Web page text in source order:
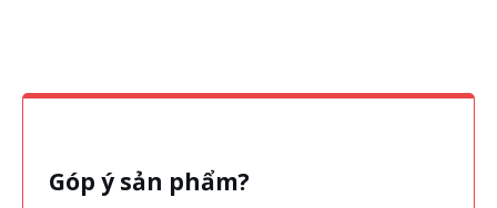
Góp ý sản phẩm?